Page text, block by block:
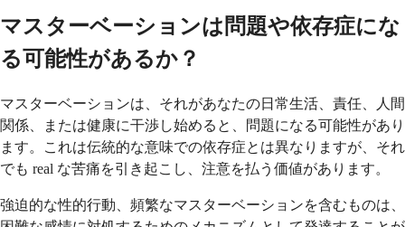
マスターベーションは問題や依存症にな
る可能性があるか？
マスターベーションは、それがあなたの日常生活、責任、人間
関係、または健康に干渉し始めると、問題になる可能性があり
ます。これは伝統的な意味での依存症とは異なりますが、それ
でも real な苦痛を引き起こし、注意を払う価値があります。
強迫的な性的行動、頻繁なマスターベーションを含むものは、